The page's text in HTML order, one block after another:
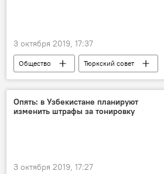
3 октября 2019, 17:37
Общество
Тюркский совет
Узбекистан
визит
МИД Узбекистана
Опять: в Узбекистане планируют
изменить штрафы за тонировку
3 октября 2019, 17:27